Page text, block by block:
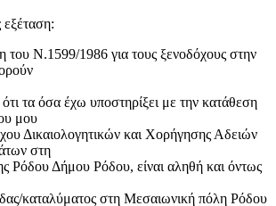
εξέταση:
Ν.1599/1986 για τους ξενοδόχους στην
τα όσα έχω υποστηρίξει με την κατάθεση
μου
Δικαιολογητικών και Χορήγησης Αδειών
στη
Ρόδου Δήμου Ρόδου, είναι αληθή και όντως
καταλύματος στη Μεσαιωνική πόλη Ρόδου